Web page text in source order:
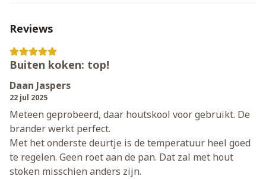
Reviews
Buiten koken: top!
Daan Jaspers
22 jul 2025
Meteen geprobeerd, daar houtskool voor gebruikt. De
brander werkt perfect.
Met het onderste deurtje is de temperatuur heel goed
te regelen. Geen roet aan de pan. Dat zal met hout
stoken misschien anders zijn.